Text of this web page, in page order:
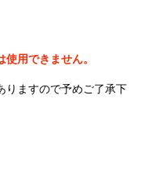
用できません。
ますので予めご了承下